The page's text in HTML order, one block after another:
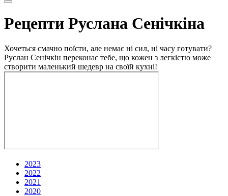
Рецепти Руслана Сенічкіна
Хочеться смачно поїсти, але немає ні сил, ні часу готувати?
Руслан Сенічкін переконає тебе, що кожен з легкістю може
створити маленький шедевр на своїй кухні!
2023
2022
2021
2020